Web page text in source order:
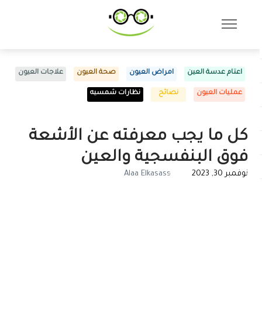
اعتام عدسة العين امراض العيون صحة العيون علاجات العيون
عمليات العيون نصائح نظارات شمسيه
كل ما يجب معرفته عن الأشعة
فوق البنفسجية والعين
نوفمبر 30, 2023 Alaa Elkasass